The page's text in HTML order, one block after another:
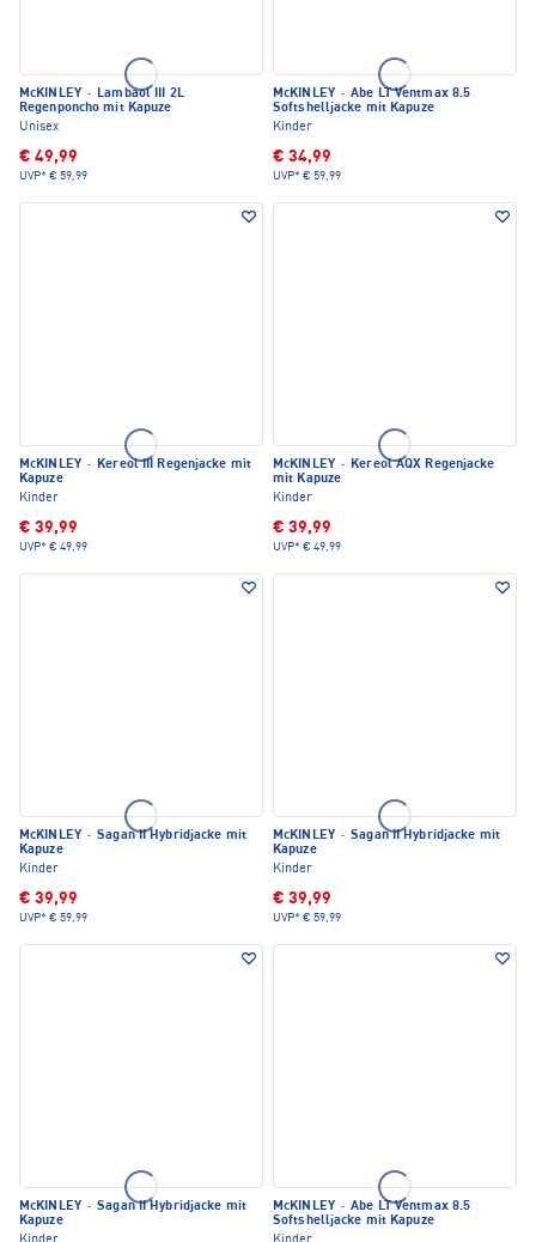
McKINLEY · Lambaol III 2L
Regenponcho mit Kapuze
Unisex
€ 49,99
UVP* € 59,99
McKINLEY · Abe LT Ventmax 8.5
Softshelljacke mit Kapuze
Kinder
€ 34,99
UVP* € 59,99
McKINLEY · Kereol III Regenjacke mit
Kapuze
Kinder
€ 39,99
UVP* € 49,99
McKINLEY · Kereol AQX Regenjacke
mit Kapuze
Kinder
€ 39,99
UVP* € 49,99
McKINLEY · Sagan II Hybridjacke mit
Kapuze
Kinder
€ 39,99
UVP* € 59,99
McKINLEY · Sagan II Hybridjacke mit
Kapuze
Kinder
€ 39,99
UVP* € 59,99
McKINLEY · Sagan II Hybridjacke mit
Kapuze
McKINLEY · Abe LT Ventmax 8.5
Softshelljacke mit Kapuze